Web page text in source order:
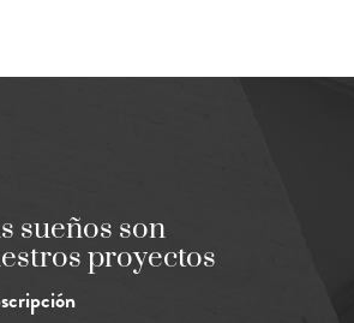
sueños son
proyectos